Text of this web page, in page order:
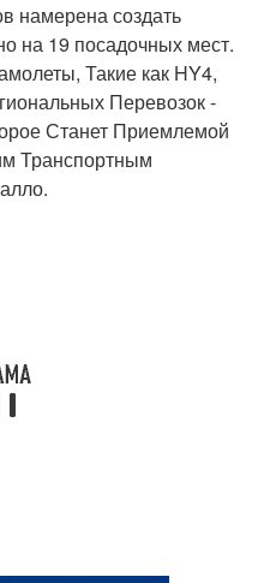
намерена создать
на 19 посадочных мест.
Такие как HY4,
Перевозок -
Станет Приемлемой
Транспортным